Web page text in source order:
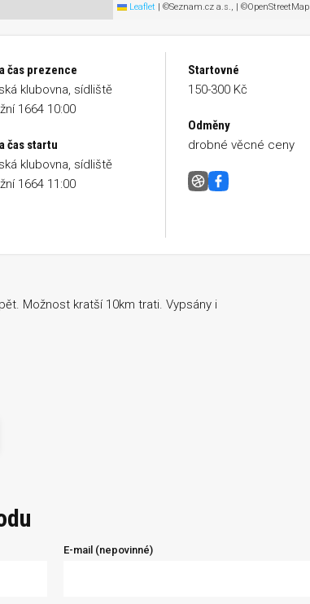
Leaflet | ©Seznam.cz a.s., | ©OpenStreetMap
čas prezence
klubovna, sídliště
1664 10:00
čas startu
klubovna, sídliště
1664 11:00
Startovné
150-300 Kč
Odměny
drobné věcné ceny
Běh na Mohylu míru
Facebook
Možnost kratší 10km trati. Vypsány i
E-mail (nepovinné)